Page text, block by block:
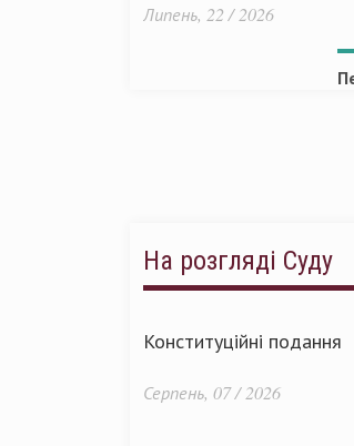
Липень, 22 / 2026
На розгляді Суду
Конституційні подання
Серпень, 07 / 2026